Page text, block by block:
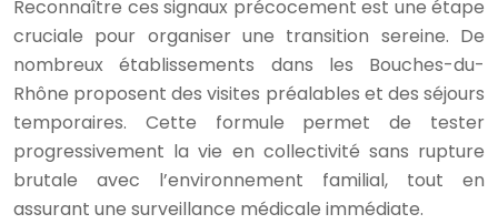
Reconnaître ces signaux précocement est une étape
cruciale pour organiser une transition sereine. De
nombreux établissements dans les Bouches-du-
Rhône proposent des visites préalables et des séjours
temporaires. Cette formule permet de tester
progressivement la vie en collectivité sans rupture
brutale avec l’environnement familial, tout en
assurant une surveillance médicale immédiate.